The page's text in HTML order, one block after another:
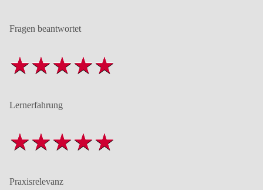
Fragen beantwortet
Lernerfahrung
Praxisrelevanz